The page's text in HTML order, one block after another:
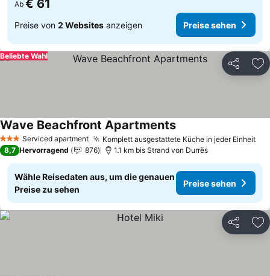
Ab € 61
Preise von 2 Websites anzeigen Preise sehen
Teilen
Beliebte Wahl
3 SterneServiced apartment Komplett ausgestattete Küche in jeder Einheit
Wave Beachfront Apartments
8,7 Hervorragend 876 1.1 km bis Strand von Durrës
Wähle Reisedaten aus, um die genauen
Preise zu sehen
Preise sehen
Teilen